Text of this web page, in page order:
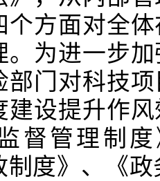
个方面对全
。为进一步
部门对科技
建设提升作
督管理制
制度》、《